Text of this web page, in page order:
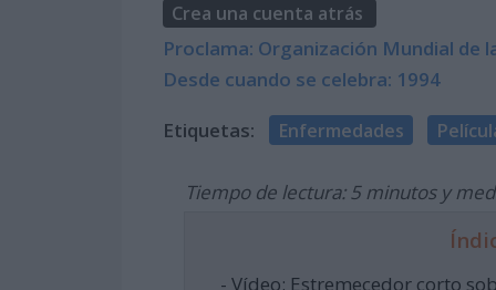
Crea una cuenta atrás
Proclama: Organización Mundial de
Desde cuando se celebra: 1994
Etiquetas: Enfermedades
Tiempo de lectura: 5 minutos y
- Vídeo: Estremecedor corto